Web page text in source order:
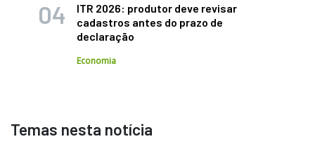
ITR 2026: produtor deve revisar
cadastros antes do prazo de
declaração
Economia
Temas nesta notícia